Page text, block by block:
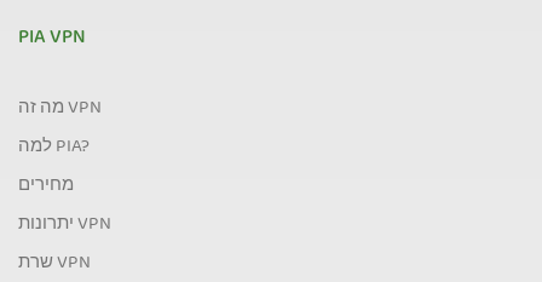
PIA VPN
מה זה VPN
למה PIA?
מחירים
יתרונות VPN
שרת VPN